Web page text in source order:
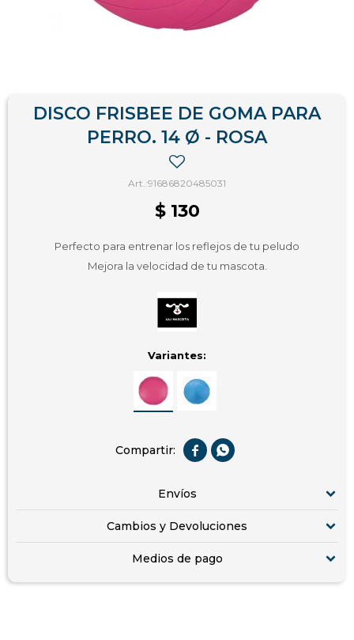
DISCO FRISBEE DE GOMA PARA
PERRO. 14 Ø - ROSA
91686820485031
$ 130
Perfecto para entrenar los reflejos de tu peludo
Mejora la velocidad de tu mascota.
Variantes:
 
Envíos
Cambios y Devoluciones
Medios de pago